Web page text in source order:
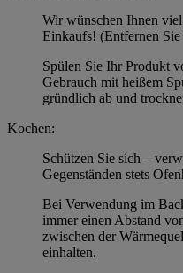
Wir wünschen Ihnen
Einkaufs! (Entfernen
Spülen Sie Ihr Produkt
Gebrauch mit heißem
gründlich ab und
Kochen:
Schützen Sie sich –
Gegenständen stets
Bei Verwendung im
immer einen Abstand
zwischen der
einhalten.